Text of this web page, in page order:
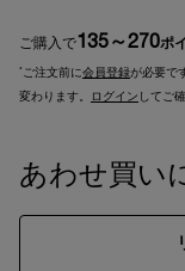
ご購入で135～270ポ
* ご注文前に会員登録が必要で
変わります。 ログイン してご
あわせ買い